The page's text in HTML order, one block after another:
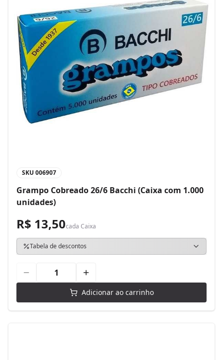
SKU 006907
Grampo Cobreado 26/6 Bacchi (Caixa com 1.000
unidades)
R$ 13,50cada Caixa
Tabela de descontos
Adicionar ao carrinho